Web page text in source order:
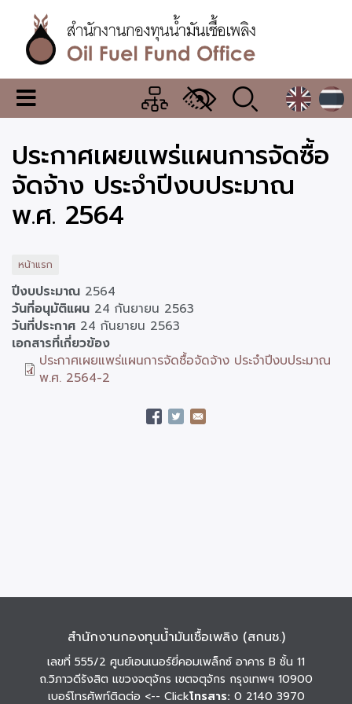
เนื้อหา
หลักสำนักงาน
กองทุน
น้ำมัน
เชื้อ
เพลิง
เมนู
เปลี่ยน
แสดง
ผล
ประกาศเผยแพร่แผนการจัดซื้อ
จัดจ้าง ประจำปีงบประมาณ
พ.ศ. 2564
หน้าแรก
ปีงบประมาณ 2564
วันที่อนุมัติแผน 24 กันยายน 2563
วันที่ประกาศ 24 กันยายน 2563
เอกสารที่เกี่ยวข้อง
ประกาศเผยแพร่แผนการจัดซื้อจัดจ้าง ประจำปีงบประมาณ
พ.ศ. 2564-2
สำนักงานกองทุนน้ำมันเชื้อเพลิง (สกนช.)
เลขที่ 555/2 ศูนย์เอนเนอร์ยี่คอมเพล็กซ์ อาคาร B ชั้น 11
ถ.วิภาวดีรังสิต แขวงจตุจักร เขตจตุจักร กรุงเทพฯ 10900
เบอร์โทรศัพท์ติดต่อ <-- Clickโทรสาร: 0 2140 3970